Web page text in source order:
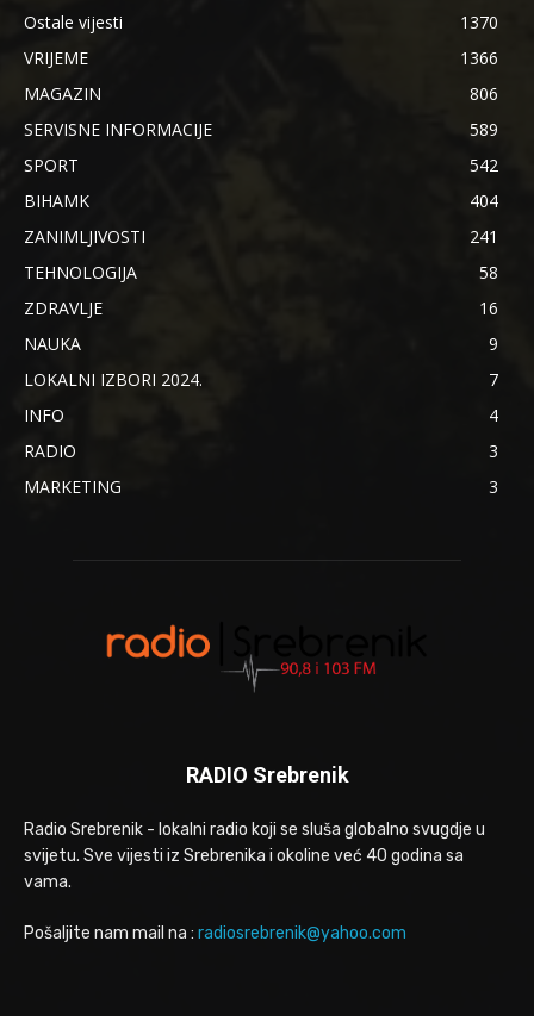
Ostale vijesti
1370
VRIJEME
1366
MAGAZIN
806
SERVISNE INFORMACIJE
589
SPORT
542
BIHAMK
404
ZANIMLJIVOSTI
241
TEHNOLOGIJA
58
ZDRAVLJE
16
NAUKA
9
LOKALNI IZBORI 2024.
7
INFO
4
RADIO
3
MARKETING
3
RADIO Srebrenik
Radio Srebrenik - lokalni radio koji se sluša globalno svugdje u
svijetu. Sve vijesti iz Srebrenika i okoline već 40 godina sa
vama.
Pošaljite nam mail na : radiosrebrenik@yahoo.com